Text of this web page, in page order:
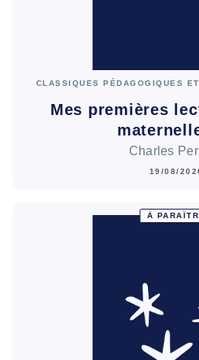
CLASSIQUES PÉDAGOGIQUES
Mes premières
Charles
19/08/
À